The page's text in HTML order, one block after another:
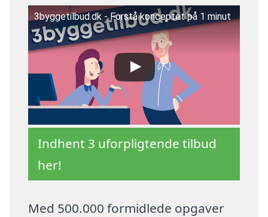
3byggetilbud.dk - Forstå konceptet på 1 minut
Indhent 3 uforpligtende tilbud
her!
Med 500.000 formidlede opgaver